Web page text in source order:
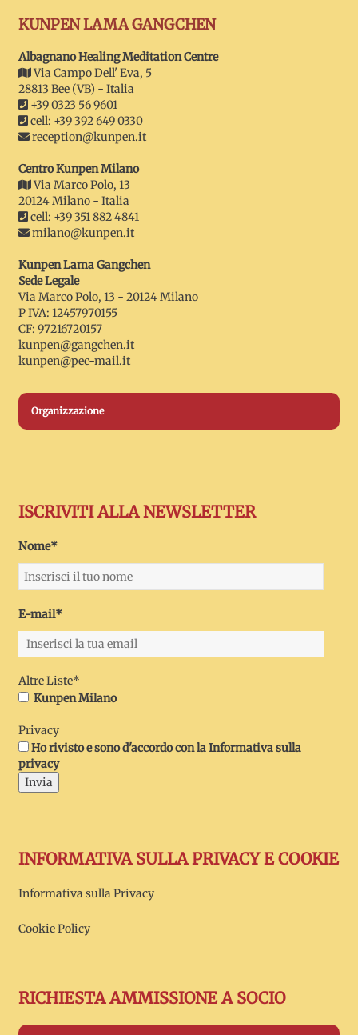
KUNPEN LAMA GANGCHEN
Albagnano Healing Meditation Centre
Via Campo Dell' Eva, 5
28813 Bee (VB) - Italia
+39 0323 56 9601
cell: +39 392 649 0330
reception@kunpen.it
Centro Kunpen Milano
Via Marco Polo, 13
20124 Milano - Italia
cell: +39 351 882 4841
milano@kunpen.it
Kunpen Lama Gangchen
Sede Legale
Via Marco Polo, 13 - 20124 Milano
P IVA: 12457970155
CF: 97216720157
kunpen@gangchen.it
kunpen@pec-mail.it
Organizzazione
ISCRIVITI ALLA NEWSLETTER
Nome*
E-mail*
Altre Liste*
Kunpen Milano
Privacy
Ho rivisto e sono d'accordo con laInformativa sulla
privacy
Invia
INFORMATIVA SULLA PRIVACY E COOKIE
Informativa sulla Privacy
Cookie Policy
RICHIESTA AMMISSIONE A SOCIO